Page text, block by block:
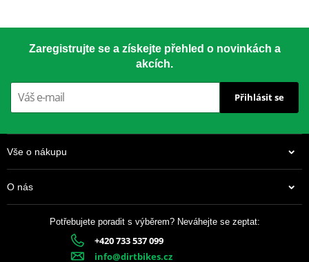
Zaregistrujte se a získejte přehled o novinkách a
akcích.
Přihlásit se
Vše o nákupu
O nás
Potřebujete poradit s výběrem? Neváhejte se zeptat:
+420 733 537 099
info@dirtbikes.cz